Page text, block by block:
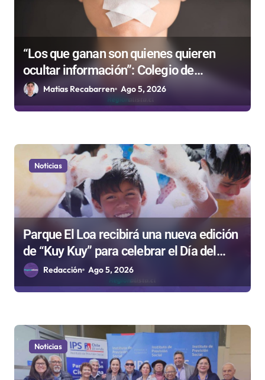
“Los que ganan son quienes quieren
ocultar información”: Colegio de
Periodistas cuestiona la “Ley Mordaza
2.0”
Matias Recabarren Ago 5, 2026
Noticias
Parque El Loa recibirá una nueva edición
de “Kuy Kuy” para celebrar el Día del
NiñoRedacción Ago 5, 2026
Noticias